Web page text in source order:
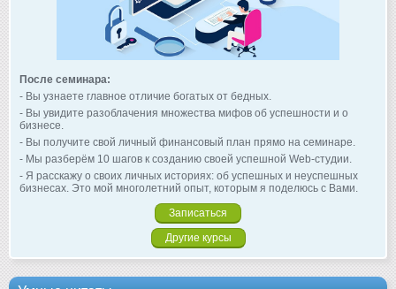
После семинара:
- Вы узнаете главное отличие богатых от бедных.
- Вы увидите разоблачения множества мифов об успешности и о
бизнесе.
- Вы получите свой личный финансовый план прямо на семинаре.
- Мы разберём 10 шагов к созданию своей успешной Web-студии.
- Я расскажу о своих личных историях: об успешных и неуспешных
бизнесах. Это мой многолетний опыт, которым я поделюсь с Вами.
Записаться
Другие курсы